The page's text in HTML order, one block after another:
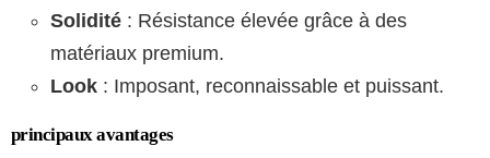
Solidité : Résistance élevée grâce à des
matériaux premium.
Look : Imposant, reconnaissable et puissant.
principaux avantages